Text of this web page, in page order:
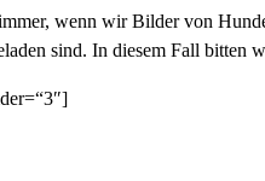
wenn wir Bilder von
sind. In diesem Fall bitten